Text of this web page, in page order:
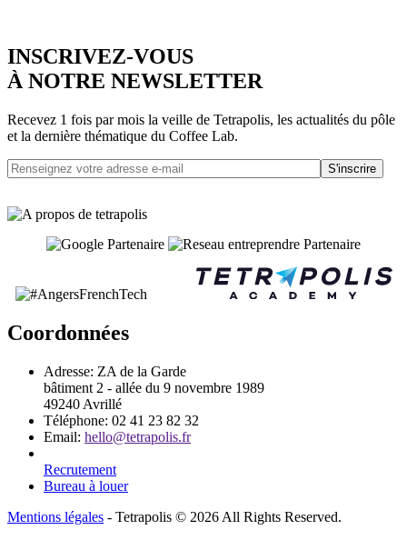
INSCRIVEZ-VOUS
À NOTRE NEWSLETTER
Recevez 1 fois par mois la veille de Tetrapolis, les actualités du pôle
et la dernière thématique du Coffee Lab.
S'inscrire
Coordonnées
Adresse: ZA de la Garde
bâtiment 2 - allée du 9 novembre 1989
49240 Avrillé
Téléphone: 02 41 23 82 32
Email: hello@tetrapolis.fr
Recrutement
Bureau à louer
Mentions légales - Tetrapolis © 2026 All Rights Reserved.